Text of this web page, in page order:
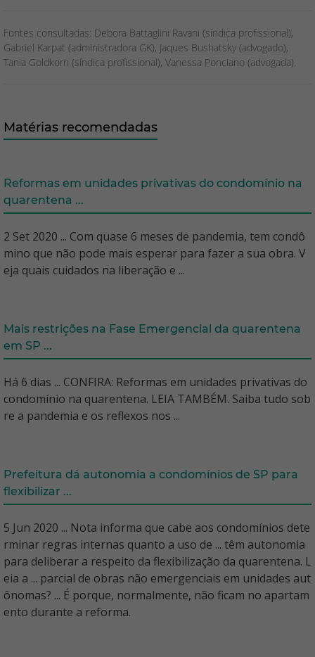
Fontes consultadas: Debora Battaglini Ravani (síndica profissional),
Gabriel Karpat (administradora GK), Jaques Bushatsky (advogado),
Tania Goldkorn (síndica profissional), Vanessa Ponciano (advogada).
Matérias recomendadas
Reformas em unidades privativas do condomínio na
quarentena ...
2 Set 2020 ... Com quase 6 meses de pandemia, tem condô
mino que não pode mais esperar para fazer a sua obra. V
eja quais cuidados na liberação e ...
Mais restrições na Fase Emergencial da quarentena
em SP ...
Há 6 dias ... CONFIRA: Reformas em unidades privativas do
condomínio na quarentena. LEIA TAMBÉM. Saiba tudo sob
re a pandemia e os reflexos nos ...
Prefeitura dá autonomia a condomínios de SP para
flexibilizar ...
5 Jun 2020 ... Nota informa que cabe aos condomínios dete
rminar regras internas quanto a uso de ... têm autonomia
para deliberar a respeito da flexibilização da quarentena. L
eia a ... parcial de obras não emergenciais em unidades aut
ônomas? ... É porque, normalmente, não ficam no apartam
ento durante a reforma.